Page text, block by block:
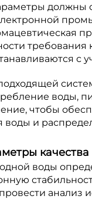
должны
требования
с
воды,
чтобы
воды и
воды
анализ